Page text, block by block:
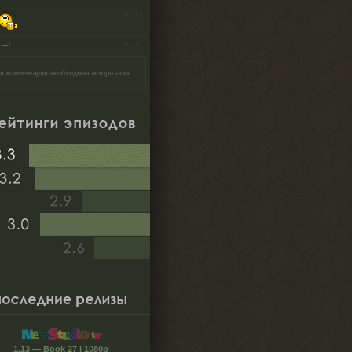
комментария необходима авторизация
1.13 — Book 27 | 1080p